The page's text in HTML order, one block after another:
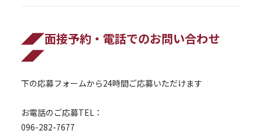
◢◤面接予約・電話でのお問い合わせ
◢◤
下の応募フォームから24時間ご応募いただけます
お電話のご応募TEL：
096-282-7677